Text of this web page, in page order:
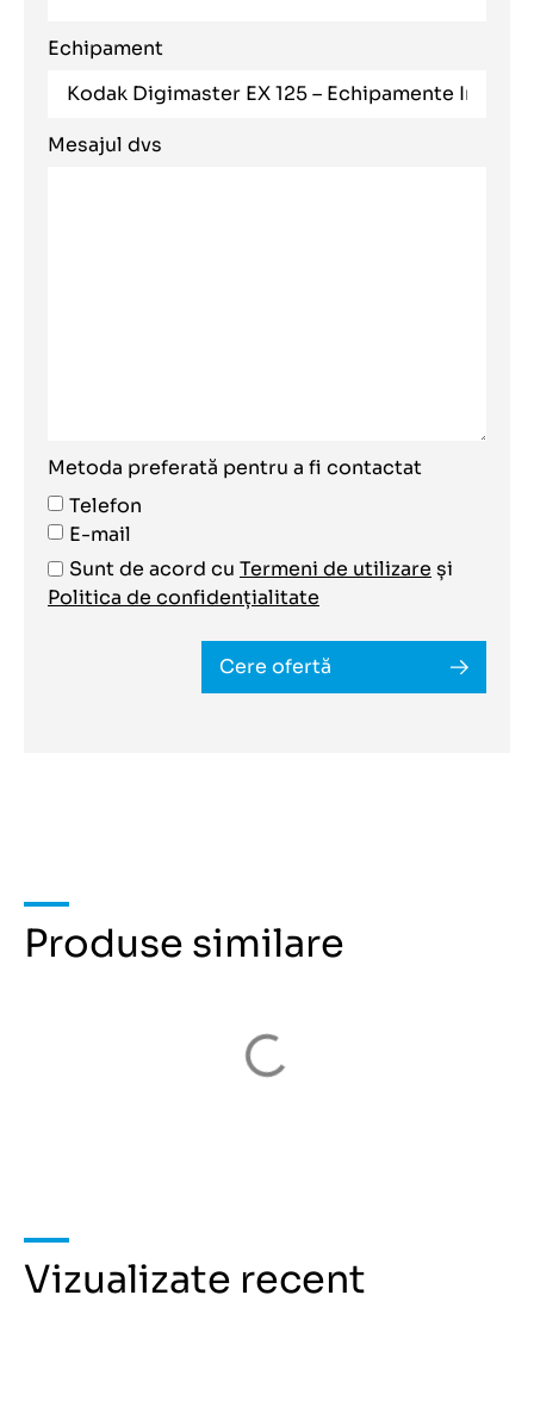
Echipament
Mesajul dvs
Metoda preferată pentru a fi contactat
Telefon
E-mail
Sunt de acord cu Termeni de utilizare și
Politica de confidențialitate
Cere ofertă
Produse similare
Vizualizate recent